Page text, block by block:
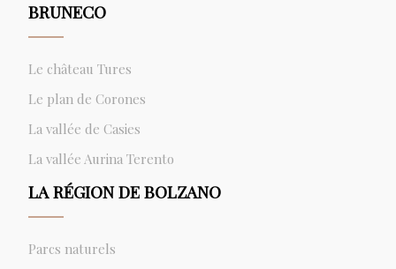
BRUNECO
Le château Tures
Le plan de Corones
La vallée de Casies
La vallée Aurina Terento
LA RÉGION DE BOLZANO
Parcs naturels